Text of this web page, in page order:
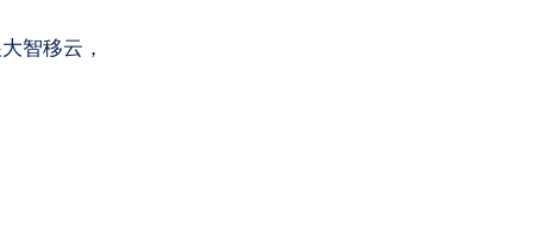
智移云，